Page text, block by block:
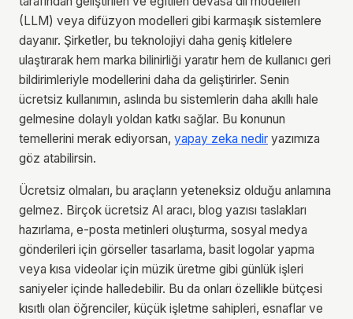
(LLM) veya difüzyon modelleri gibi karmaşık sistemlere
dayanır. Şirketler, bu teknolojiyi daha geniş kitlelere
ulaştırarak hem marka bilinirliği yaratır hem de kullanıcı geri
bildirimleriyle modellerini daha da geliştirirler. Senin
ücretsiz kullanımın, aslında bu sistemlerin daha akıllı hale
gelmesine dolaylı yoldan katkı sağlar. Bu konunun
temellerini merak ediyorsan, yapay zeka nedir yazımıza
göz atabilirsin.
Ücretsiz olmaları, bu araçların yeteneksiz olduğu anlamına
gelmez. Birçok ücretsiz AI aracı, blog yazısı taslakları
hazırlama, e-posta metinleri oluşturma, sosyal medya
gönderileri için görseller tasarlama, basit logolar yapma
veya kısa videolar için müzik üretme gibi günlük işleri
saniyeler içinde halledebilir. Bu da onları özellikle bütçesi
kısıtlı olan öğrenciler, küçük işletme sahipleri, esnaflar ve